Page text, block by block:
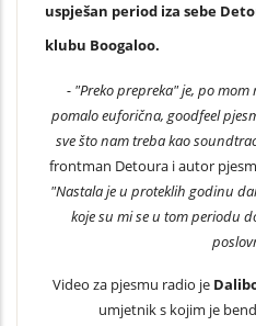
uspješan period iza sebe
klubu Boogaloo.
- "Preko prepreka" je, po
pomalo euforična, goodfeel
sve što nam treba kao
frontman Detoura i autor
"Nastala je u proteklih godinu
koje su mi se u tom periodu
Video za pjesmu radio je
umjetnik s kojim je